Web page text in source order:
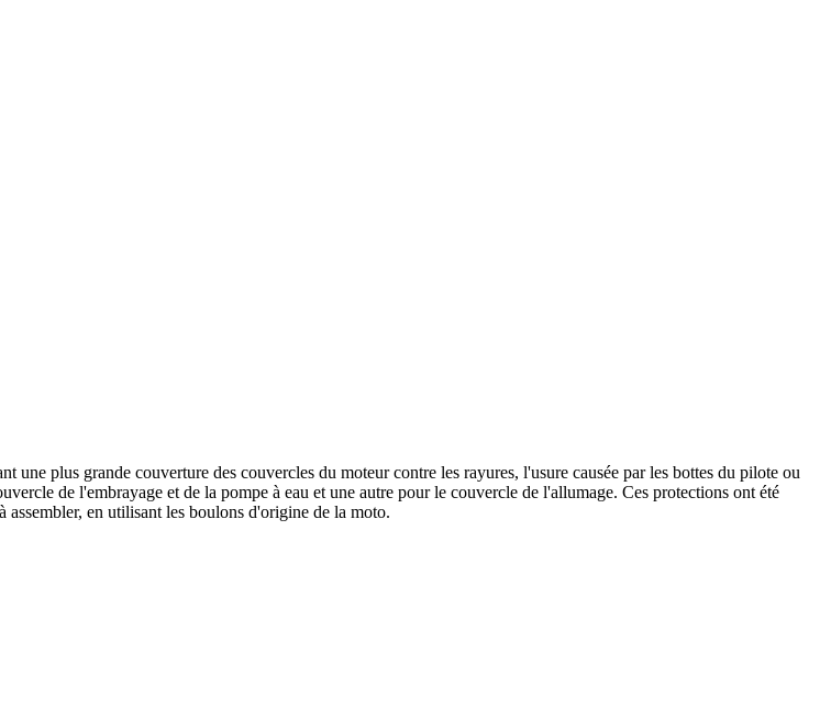
plus grande couverture des couvercles du moteur contre les rayures, l'usure causée par les bottes du pilote ou
de l'embrayage et de la pompe à eau et une autre pour le couvercle de l'allumage. Ces protections ont été
en utilisant les boulons d'origine de la moto.